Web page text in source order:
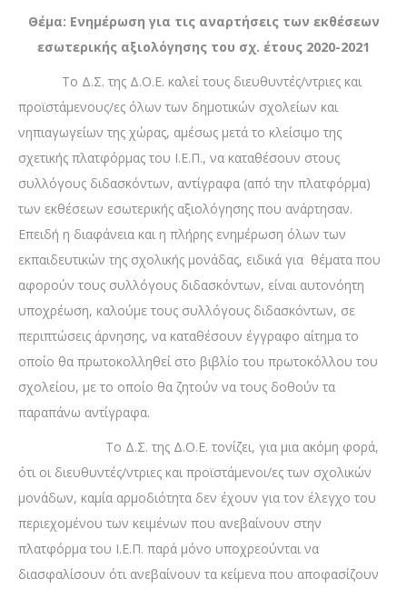
Θέμα: Ενημέρωση για τις αναρτήσεις των εκθέσεων
εσωτερικής αξιολόγησης του σχ. έτους 2020-2021
Το Δ.Σ. της Δ.Ο.Ε. καλεί τους διευθυντές/ντριες και
προϊστάμενους/ες όλων των δημοτικών σχολείων και
νηπιαγωγείων της χώρας, αμέσως μετά το κλείσιμο της
σχετικής πλατφόρμας του Ι.Ε.Π., να καταθέσουν στους
συλλόγους διδασκόντων, αντίγραφα (από την πλατφόρμα)
των εκθέσεων εσωτερικής αξιολόγησης που ανάρτησαν.
Επειδή η διαφάνεια και η πλήρης ενημέρωση όλων των
εκπαιδευτικών της σχολικής μονάδας, ειδικά για θέματα που
αφορούν τους συλλόγους διδασκόντων, είναι αυτονόητη
υποχρέωση, καλούμε τους συλλόγους διδασκόντων, σε
περιπτώσεις άρνησης, να καταθέσουν έγγραφο αίτημα το
οποίο θα πρωτοκολληθεί στο βιβλίο του πρωτοκόλλου του
σχολείου, με το οποίο θα ζητούν να τους δοθούν τα
παραπάνω αντίγραφα.
Το Δ.Σ. της Δ.Ο.Ε. τονίζει, για μια ακόμη φορά,
ότι οι διευθυντές/ντριες και προϊστάμενοι/ες των σχολικών
μονάδων, καμία αρμοδιότητα δεν έχουν για τον έλεγχο του
περιεχομένου των κειμένων που ανεβαίνουν στην
πλατφόρμα του Ι.Ε.Π. παρά μόνο υποχρεούνται να
διασφαλίσουν ότι ανεβαίνουν τα κείμενα που αποφασίζουν